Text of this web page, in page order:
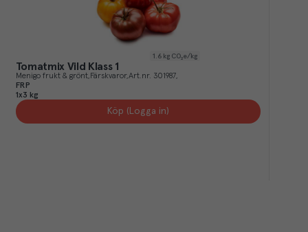
1.6 kg CO₂e/kg
Tomatmix Vild Klass 1
Menigo frukt & grönt Färskvaror Art.nr. 301987
FRP
1x3 kg
Köp (Logga in)